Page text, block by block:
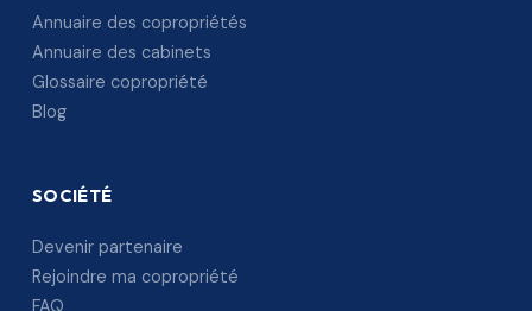
Annuaire des copropriétés
Annuaire des cabinets
Glossaire copropriété
Blog
SOCIÉTÉ
Devenir partenaire
Rejoindre ma copropriété
FAQ